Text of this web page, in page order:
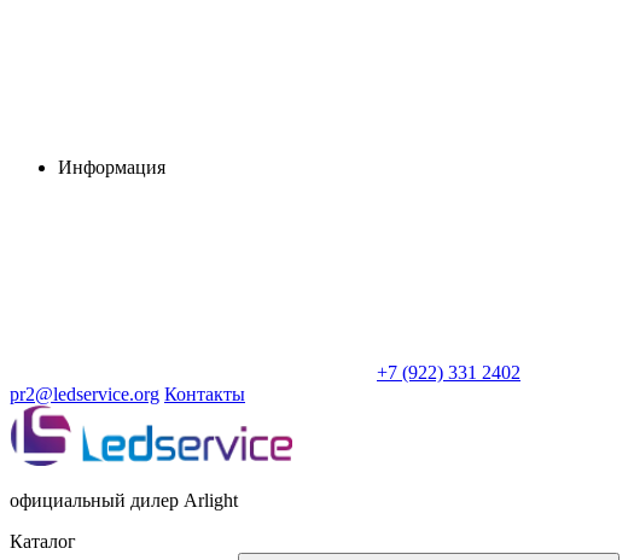
Информация
+7 (922) 331 2402
pr2@ledservice.org Контакты
официальный дилер Arlight
Каталог